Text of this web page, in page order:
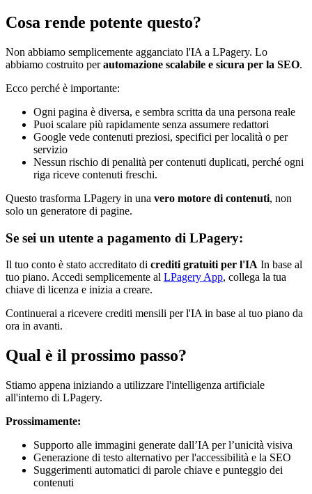
Cosa rende potente questo?
Non abbiamo semplicemente agganciato l'IA a LPagery. Lo
abbiamo costruito perautomazione scalabile e sicura per la SEO.
Ecco perché è importante:
Ogni pagina è diversa, e sembra scritta da una persona reale
Puoi scalare più rapidamente senza assumere redattori
Google vede contenuti preziosi, specifici per località o per
servizio
Nessun rischio di penalità per contenuti duplicati, perché ogni
riga riceve contenuti freschi.
Questo trasforma LPagery in una vero motore di contenuti, non
solo un generatore di pagine.
Se sei un utente a pagamento di LPagery:
Il tuo conto è stato accreditato di crediti gratuiti per l'IA In base al
tuo piano. Accedi semplicemente al LPagery App, collega la tua
chiave di licenza e inizia a creare.
Continuerai a ricevere crediti mensili per l'IA in base al tuo piano da
ora in avanti.
Qual è il prossimo passo?
Stiamo appena iniziando a utilizzare l'intelligenza artificiale
all'interno di LPagery.
Prossimamente:
Supporto alle immagini generate dall’IA per l’unicità visiva
Generazione di testo alternativo per l'accessibilità e la SEO
Suggerimenti automatici di parole chiave e punteggio dei
contenuti